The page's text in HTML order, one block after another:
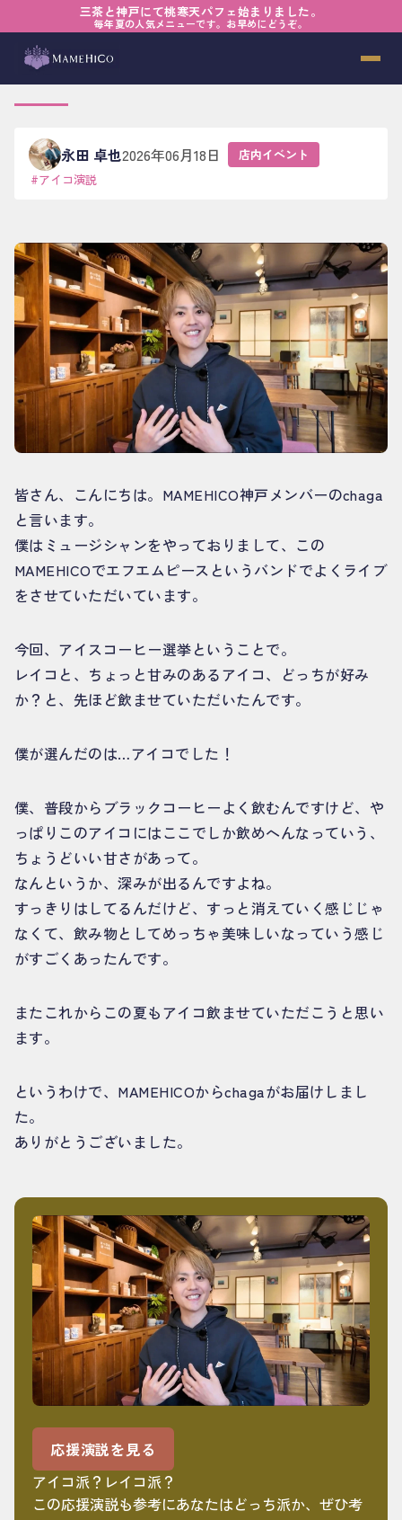
三茶と神戸にて桃寒天パフェ始まりました。
毎年夏の人気メニューです。お早めにどうぞ。
ブログ› 店内イベント› アイスコーヒー選挙応援演説 chagaさん
アイスコーヒー選挙応援演説 chagaさ
ん
永田 卓也2026年06月18日
店内イベント
#アイコ演説
皆さん、こんにちは。MAMEHICO神戸メンバーのchaga
と言います。
僕はミュージシャンをやっておりまして、この
MAMEHICOでエフエムピースというバンドでよくライブ
をさせていただいています。
今回、アイスコーヒー選挙ということで。
レイコと、ちょっと甘みのあるアイコ、どっちが好み
か？と、先ほど飲ませていただいたんです。
僕が選んだのは…アイコでした！
僕、普段からブラックコーヒーよく飲むんですけど、や
っぱりこのアイコにはここでしか飲めへんなっていう、
ちょうどいい甘さがあって。
なんというか、深みが出るんですよね。
すっきりはしてるんだけど、すっと消えていく感じじゃ
なくて、飲み物としてめっちゃ美味しいなっていう感じ
がすごくあったんです。
またこれからこの夏もアイコ飲ませていただこうと思い
ます。
というわけで、MAMEHICOからchagaがお届けしまし
た。
ありがとうございました。
応援演説を見る
アイコ派？レイコ派？
この応援演説も参考にあなたはどっち派か、ぜひ考